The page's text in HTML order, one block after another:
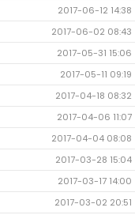
2017-06-12 14:38
2017-06-02 08:43
2017-05-31 15:06
2017-05-11 09:19
2017-04-18 08:32
2017-04-06 11:07
2017-04-04 08:08
2017-03-28 15:04
2017-03-17 14:00
2017-03-02 20:51